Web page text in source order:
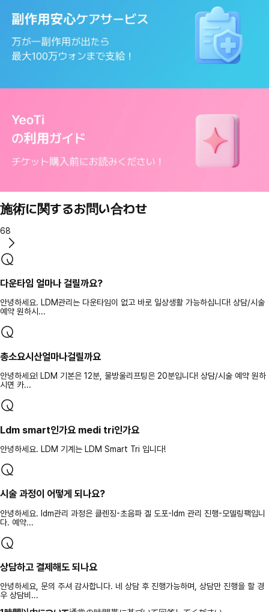
施術に関するお問い合わせ
68
다운타임 얼마나 걸릴까요?
안녕하세요. LDM관리는 다운타임이 없고 바로 일상생활 가능하십니다! 상담/시술
예약 원하시...
총소요시산얼마나걸릴까요
안녕하세요! LDM 기본은 12분, 물방울리프팅은 20분입니다! 상담/시술 예약 원하
시면 카...
Ldm smart인가요 medi tri인가요
안녕하세요. LDM 기계는 LDM Smart Tri 입니다!
시술 과정이 어떻게 되나요?
안녕하세요. ldm관리 과정은 클렌징-초음파 겔 도포-ldm 관리 진행-모델링팩입니
다. 예약...
상담하고 결제해도 되나요
안녕하세요, 문의 주셔 감사합니다. 네 상담 후 진행가능하며, 상담만 진행을 할 경
우 상담비...